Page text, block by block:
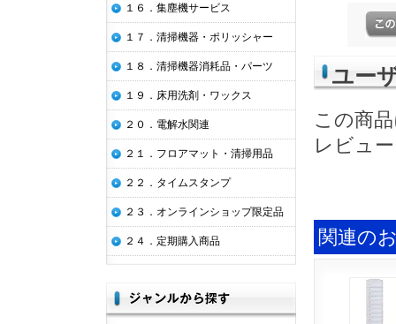
ユー
この商
レビュ
関連の
１６．集塵機サービス
１７．清掃機器・ポリッシャー
１８．清掃機器消耗品・パーツ
１９．床用洗剤・ワックス
２０．電解水関連
２１．フロアマット・清掃用品
２２．タイムスタンプ
２３．オンラインショップ限定品
２４．定期購入商品